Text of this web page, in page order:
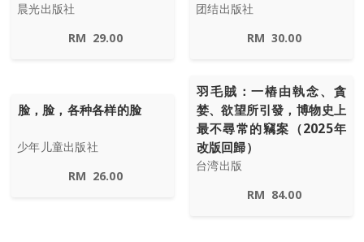
晨光出版社
RM 29.00
团结出版社
RM 30.00
脸，脸，各种各样的脸
少年儿童出版社
RM 26.00
羽毛賊：一樁由執念、貪
婪、欲望所引發，博物史上
最不尋常的竊案（2025年
改版回歸）
台湾出版
RM 84.00